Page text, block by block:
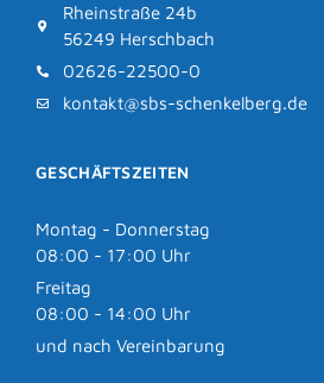
Rheinstraße 24b
56249 Herschbach
02626-22500-0
kontakt@sbs-schenkelberg.de
GESCHÄFTSZEITEN
Montag - Donnerstag
08:00 - 17:00 Uhr
Freitag
08:00 - 14:00 Uhr
und nach Vereinbarung